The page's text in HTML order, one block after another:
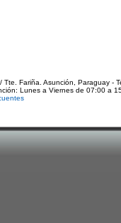
Tte. Fariña. Asunción, Paraguay -
Lunes a Viernes de 07:00 a